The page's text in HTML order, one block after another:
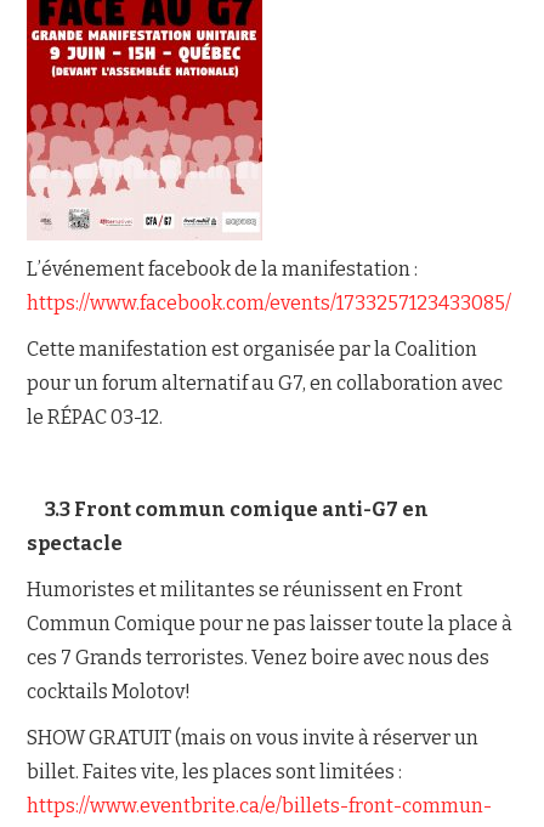
L’événement facebook de la manifestation :
https://www.facebook.com/events/1733257123433085/
Cette manifestation est organisée par la Coalition
pour un forum alternatif au G7, en collaboration avec
le RÉPAC 03-12.
3.3 Front commun comique anti-G7 en
spectacle
Humoristes et militantes se réunissent en Front
Commun Comique pour ne pas laisser toute la place à
ces 7 Grands terroristes. Venez boire avec nous des
cocktails Molotov!
SHOW GRATUIT (mais on vous invite à réserver un
billet. Faites vite, les places sont limitées :
https://www.eventbrite.ca/e/billets-front-commun-